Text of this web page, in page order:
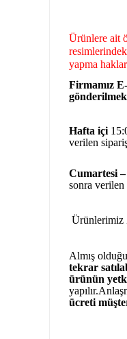
Ürünlere ait
yapma
Firmamız
Hafta içi
verilen
Cumartesi –
sonra verilen
Ürünlerimiz
Almış
tekrar
ürünün
ücreti